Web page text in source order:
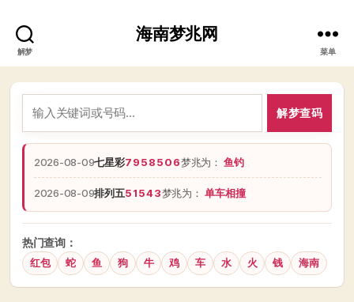
解梦
海南梦兆网
菜单
解梦查码
2026-08-09七星彩7958506梦兆为：鱼钓
2026-08-09排列五51543梦兆为：单车相撞
热门查询：
红包 蛇 鱼 狗 牛 鸡 车 水 火 钱 海南